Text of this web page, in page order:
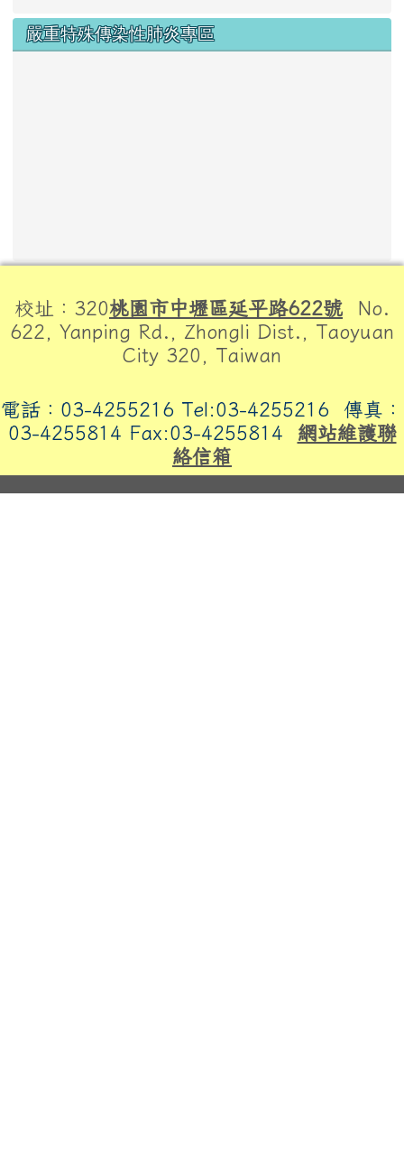
嚴重特殊傳染性肺炎專區
校址：320桃園市中壢區延平路622號 No.
622, Yanping Rd., Zhongli Dist., Taoyuan
City 320, Taiwan
電話：03-4255216 Tel:03-4255216 傳真：
03-4255814 Fax:03-4255814 網站維護聯
絡信箱